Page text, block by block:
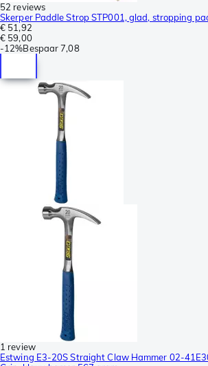
52 reviews
Skerper Paddle Strop STP001, glad, stropping
€ 51,92
€ 59,00
-12%Bespaar 7,08
1 review
Estwing E3-20S Straight Claw Hammer 02-